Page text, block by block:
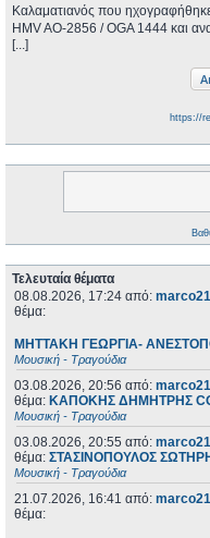
Καλαματιανός που
HMV AO-2856 / OGA 1444 και
[...]
https://
Τελευταία θέματα
08.08.2026, 17:24 από:
θέμα:
ΜΗΤΤΑΚΗ ΓΕΩΡΓΙΑ-
Μουσική - Τραγούδια
03.08.2026, 20:56 από:
θέμα: ΚΑΠΟΚΗΣ ΔΗΜΗΤΡΗΣ
Μουσική - Τραγούδια
03.08.2026, 20:55 από:
θέμα: ΣΤΑΣΙΝΟΠΟΥΛΟΣ
Μουσική - Τραγούδια
21.07.2026, 16:41 από:
θέμα: